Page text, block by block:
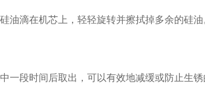
滴在机芯上，轻轻旋转并擦拭掉多余的硅
段时间后取出，可以有效地减缓或防止生锈